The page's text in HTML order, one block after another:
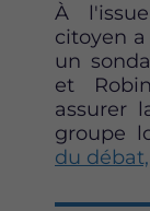
À
citoyen
un
et
assurer
groupe
du débat,